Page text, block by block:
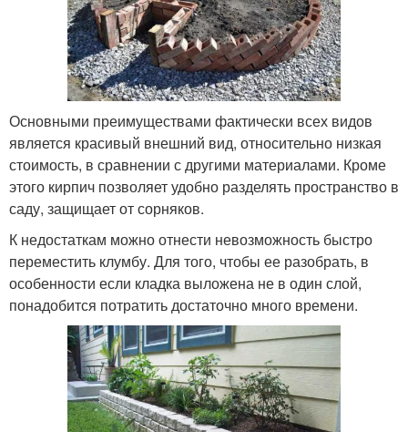
Основными преимуществами фактически всех видов
является красивый внешний вид, относительно низкая
стоимость, в сравнении с другими материалами. Кроме
этого кирпич позволяет удобно разделять пространство в
саду, защищает от сорняков.
К недостаткам можно отнести невозможность быстро
переместить клумбу. Для того, чтобы ее разобрать, в
особенности если кладка выложена не в один слой,
понадобится потратить достаточно много времени.